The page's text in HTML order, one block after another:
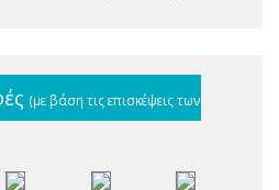
(με βάση τις επισκέψεις των